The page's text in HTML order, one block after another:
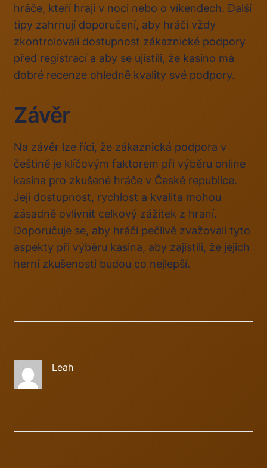
hráče, kteří hrají v noci nebo o víkendech. Další
tipy zahrnují doporučení, aby hráči vždy
zkontrolovali dostupnost zákaznické podpory
před registrací a aby se ujistili, že kasino má
dobré recenze ohledně kvality své podpory.
Závěr
Na závěr lze říci, že zákaznická podpora v
češtině je klíčovým faktorem při výběru online
kasina pro zkušené hráče v České republice.
Její dostupnost, rychlost a kvalita mohou
zásadně ovlivnit celkový zážitek z hraní.
Doporučuje se, aby hráči pečlivě zvažovali tyto
aspekty při výběru kasina, aby zajistili, že jejich
herní zkušenosti budou co nejlepší.
Leah